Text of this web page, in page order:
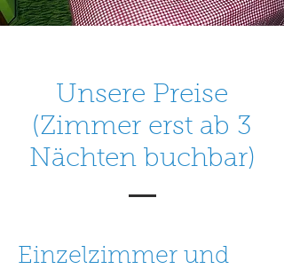
Unsere Preise
(Zimmer erst ab 3
Nächten buchbar)
Einzelzimmer und